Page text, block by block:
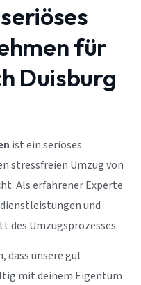
für
Duisburg
ist ein seriöses
stressfreien Umzug von
Als erfahrener Experte
und
des Umzugsprozesses.
dass unsere gut
mit deinem Eigentum